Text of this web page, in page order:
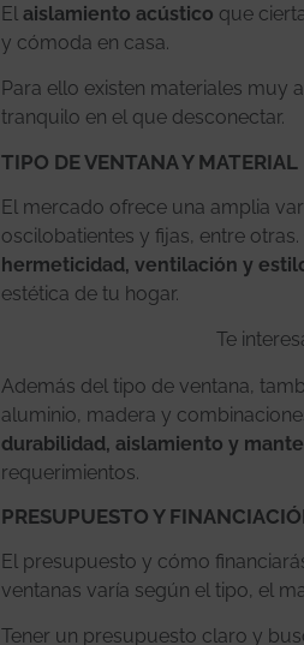
El aislamiento acústico que
y cómoda en casa.
Para ello existen materiales muy
tranquilo en el que desconectar.
TIPO DE VENTANA Y MATERIAL
El mercado ofrece una amplia
oscilobatientes y fijas, entre
hermeticidad, ventilación y
estética de tu hogar.
Te
Además del tipo de ventana,
aluminio, madera y
durabilidad, aislamiento y
requerimientos.
PRESUPUESTO Y
El presupuesto y cómo
ventanas varía según el tipo, el
Tener un presupuesto claro y